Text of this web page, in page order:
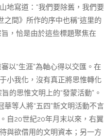
地寫道：“我們要除舊，我們要
間》所作的序中也稱“這里的
，恰是由於這些標題聚焦在
以“生涯”為軸心得以交匯。在
小我化，沒有真正將思惟轉化
的思惟文明上的“發蒙活動”。
等人將“五四”新文明活動不言
自20世紀20年月末以來，右翼
與欲借用的文明資本；另一方